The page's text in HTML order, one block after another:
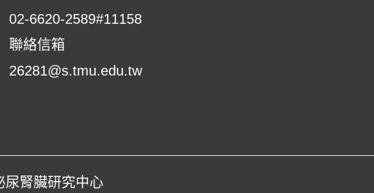
02-6620-2589#11158
聯絡信箱
26281@s.tmu.edu.tw
腎臟研究中心